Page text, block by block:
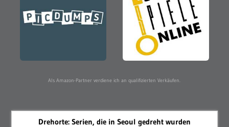
Als Amazon-Partner verdiene ich an qualifizierten Verkäufen.
Drehorte: Serien, die in Seoul gedreht wurden